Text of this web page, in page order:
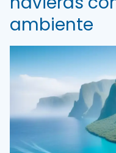
ambiente